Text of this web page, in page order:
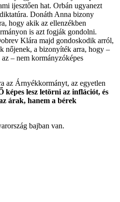
ijesztően hat. Orbán ugyanezt
Donáth Anna bizony
hogy akik az ellenzékben
is azt fogják gondolni.
Klára majd gondoskodik arról,
nőjenek, a bizonyíték arra, hogy –
– nem kormányzóképes
az Árnyékkormányt, az egyetlen
képes lesz letörni az inflációt, és
árak, hanem a bérek
bajban van.